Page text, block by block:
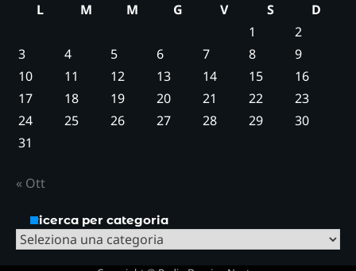
L
M M G V S
D
1
2
3
4 5 6 7 8
9
10
11 12 13 14 15
16
17
18 19 20 21 22
23
24
25 26 27 28 29
30
31
« Ott
Ricerca per categoria
Ricerca